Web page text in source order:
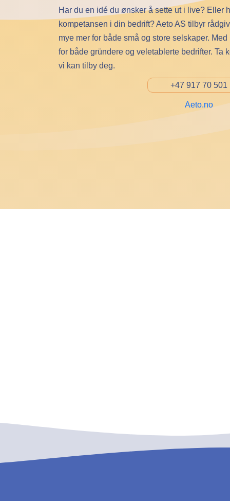
Har du en idé du ønsker å sette ut i live? Eller
kompetansen i din bedrift? Aeto AS tilbyr
mye mer for både små og store selskaper.
for både gründere og veletablerte bedrifter. Ta
vi kan tilby deg.
+47 917 70 501
Aeto.no